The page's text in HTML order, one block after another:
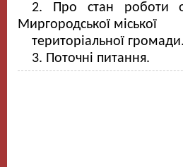
2. Про стан роботи
Миргородської міської
територіальної
3. Поточні питання.